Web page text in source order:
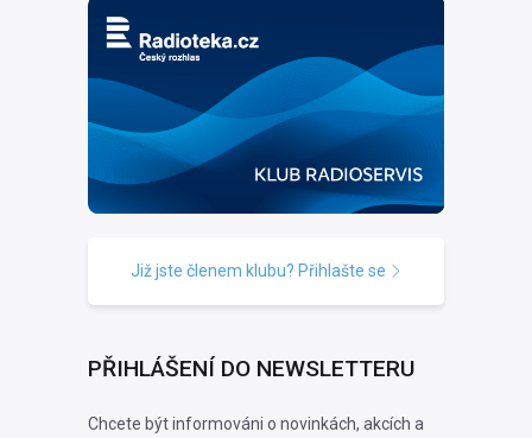
Již jste členem klubu? Přihlašte se
PŘIHLÁŠENÍ DO NEWSLETTERU
Chcete být informováni o novinkách, akcích a